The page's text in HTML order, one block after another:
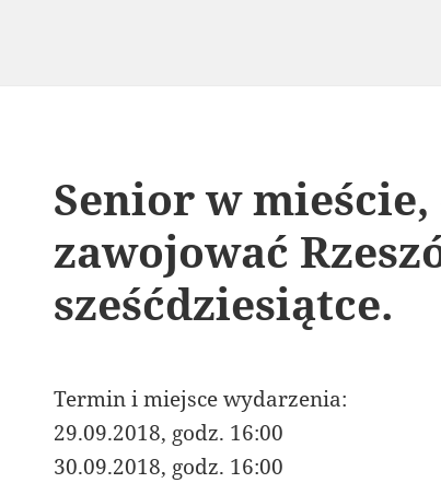
Senior w
zawojować
sześćdziesiątce.
Termin i miejsce wydarzenia:
29.09.2018, godz. 16:00
30.09.2018, godz. 16:00